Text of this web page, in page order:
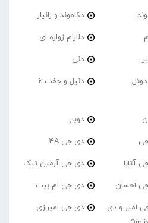
دکاموند و زانیار
دلارام زواره ای
دنی
دنیل و جفت 6
دویار
دی جی 4A
آتابا دی جی آرمین تیک
احسان دی جی ام بیت
امیر و دی
دی جی امیرازی